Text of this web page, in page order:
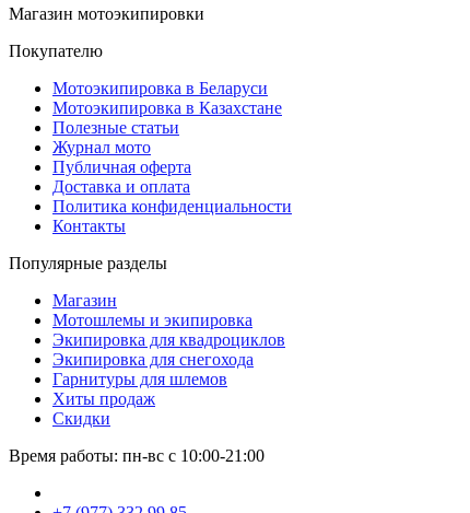
Магазин мотоэкипировки
Покупателю
Мотоэкипировка в Беларуси
Мотоэкипировка в Казахстане
Полезные статьи
Журнал мото
Публичная оферта
Доставка и оплата
Политика конфиденциальности
Контакты
Популярные разделы
Магазин
Мотошлемы и экипировка
Экипировка для квадроциклов
Экипировка для снегохода
Гарнитуры для шлемов
Хиты продаж
Скидки
Время работы: пн-вс с 10:00-21:00